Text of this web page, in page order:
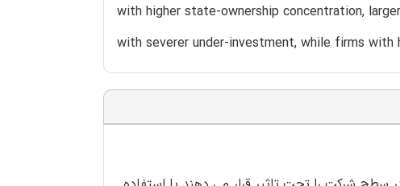
with higher state-ownership concentration,
with severer under-investment, while firms